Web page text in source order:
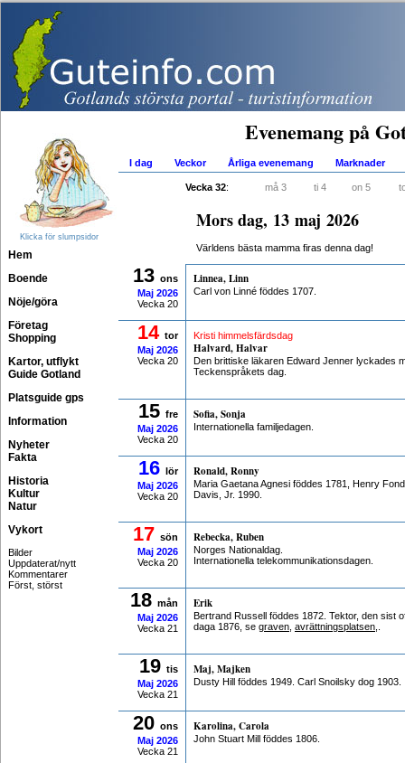
Klicka för slumpsidor
Hem
Boende
Nöje/göra
Företag
Shopping
Kartor, utflykt
Guide Gotland
Platsguide gps
Information
Nyheter
Fakta
Historia
Kultur
Natur
Vykort
Bilder
Uppdaterat/nytt
Kommentarer
Först, störst
Evenemang på
I dag Veckor Årliga evenemang Marknader
Vecka 32: må 3 ti 4 on 5
Mors dag, 13 maj 2026
Världens bästa mamma firas denna dag!
13 ons
Maj 2026
Vecka 20
Linnea, Linn
Carl von Linné föddes 1707.
14 tor
Maj 2026
Vecka 20
Kristi himmelsfärdsdag
Halvard, Halvar
Den brittiske läkaren Edward Jenner lyckades
Teckenspråkets dag.
15 fre
Maj 2026
Vecka 20
Sofia, Sonja
Internationella familjedagen.
16 lör
Maj 2026
Vecka 20
Ronald, Ronny
Maria Gaetana Agnesi föddes 1781, Henry
Davis, Jr. 1990.
17 sön
Maj 2026
Vecka 20
Rebecka, Ruben
Norges Nationaldag.
Internationella telekommunikationsdagen.
18 mån
Maj 2026
Vecka 21
Erik
Bertrand Russell föddes 1872. Tektor, den sist
daga 1876, se graven avrättningsplatsen
19 tis
Maj 2026
Vecka 21
Maj, Majken
Dusty Hill föddes 1949. Carl Snoilsky dog 1903.
20 ons
Maj 2026
Vecka 21
Karolina, Carola
John Stuart Mill föddes 1806.